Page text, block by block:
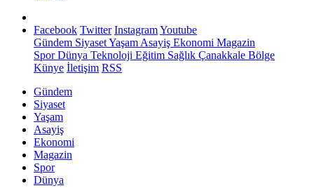
Facebook Twitter InstagramYoutube
Gündem SiyasetYaşam Asayiş Ekonomi Magazin
SporDünya Teknoloji Eğitim Sağlık Çanakkale Bölge
Künye İletişim RSS
Gündem
Siyaset
Yaşam
Asayiş
Ekonomi
Magazin
Spor
Dünya